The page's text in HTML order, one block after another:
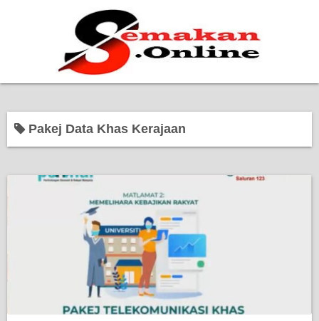
Bantuan Kerajaan
Kerja Kosong Terkini
Pakej Data Khas Kerajaan